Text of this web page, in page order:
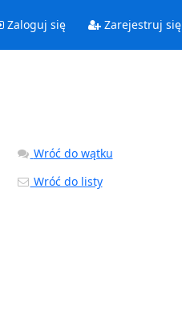
Zaloguj się Zarejestruj się
Wróć do wątku
Wróć do listy